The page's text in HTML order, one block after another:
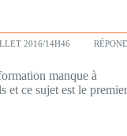
2016/14H46
manque à
et ce sujet est le premier